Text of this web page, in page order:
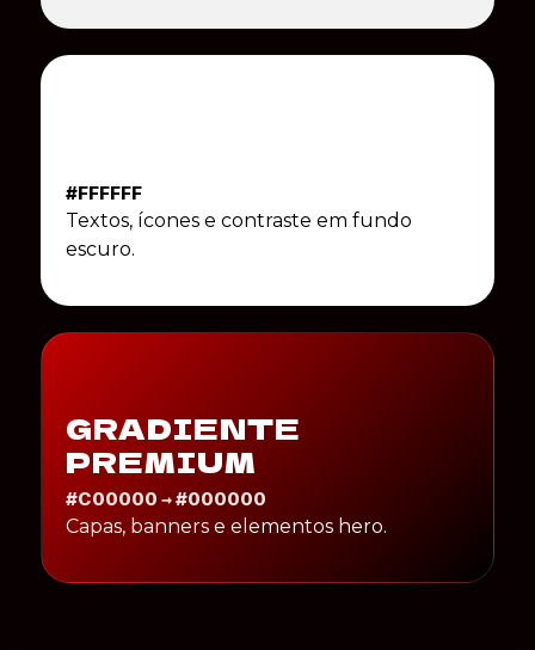
#FFFFFF
Textos, ícones e contraste em fundo
escuro.
GRADIENTE
PREMIUM
#C00000 → #000000
Capas, banners e elementos hero.